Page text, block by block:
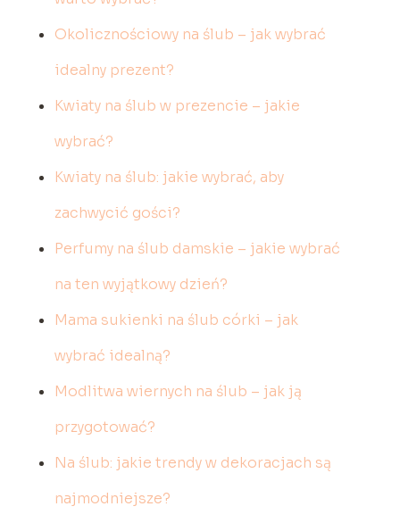
Okolicznościowy na ślub – jak wybrać
idealny prezent?
Kwiaty na ślub w prezencie – jakie
wybrać?
Kwiaty na ślub: jakie wybrać, aby
zachwycić gości?
Perfumy na ślub damskie – jakie wybrać
na ten wyjątkowy dzień?
Mama sukienki na ślub córki – jak
wybrać idealną?
Modlitwa wiernych na ślub – jak ją
przygotować?
Na ślub: jakie trendy w dekoracjach są
najmodniejsze?